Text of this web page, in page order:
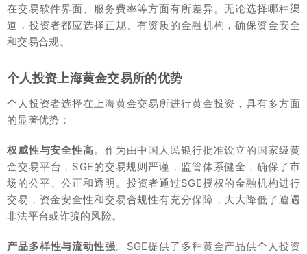
在交易软件界面、服务费率等方面有所差异。无论选择哪种渠
道，投资者都应选择正规、有资质的金融机构，确保资金安全
和交易合规。
个人投资上海黄金交易所的优势
个人投资者选择在上海黄金交易所进行黄金投资，具有多方面
的显著优势：
权威性与安全性高。作为由中国人民银行批准设立的国家级黄
金交易平台，SGE的交易规则严谨，监管体系健全，确保了市
场的公平、公正和透明。投资者通过SGE授权的金融机构进行
交易，资金安全性和交易合规性有充分保障，大大降低了遭遇
非法平台或诈骗的风险。
产品多样性与流动性强。SGE提供了多种黄金产品供个人投资